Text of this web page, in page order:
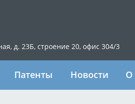
д. 23Б, строение 20, офис 304/3
Патенты Новости О